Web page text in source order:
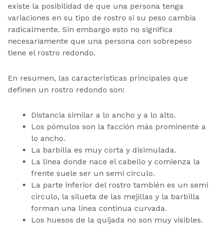
existe la posibilidad de que una persona tenga
variaciones en su tipo de rostro si su peso cambia
radicalmente. Sin embargo esto no significa
necesariamente que una persona con sobrepeso
tiene el rostro redondo.
En resumen, las características principales que
definen un rostro redondo son:
Distancia similar a lo ancho y a lo alto.
Los pómulos son la facción más prominente a
lo ancho.
La barbilla es muy corta y disimulada.
La linea donde nace el cabello y comienza la
frente suele ser un semi circulo.
La parte inferior del rostro también es un semi
circulo, la silueta de las mejillas y la barbilla
forman una linea continua curvada.
Los huesos de la quijada no son muy visibles.